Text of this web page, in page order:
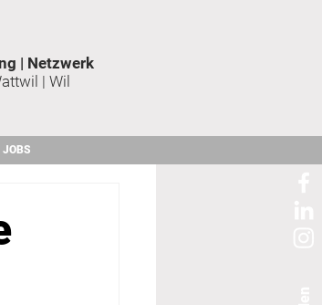
| Netzwerk
| Wil
JOBS